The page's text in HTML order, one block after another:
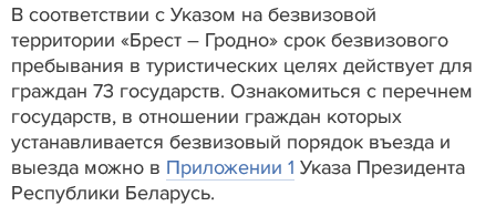
В соответствии с Указом на безвизовой
территории «Брест – Гродно» срок безвизового
пребывания в туристических целях действует для
граждан 73 государств. Ознакомиться с перечнем
государств, в отношении граждан которых
устанавливается безвизовый порядок въезда и
выезда можно в Приложении 1 Указа Президента
Республики Беларусь.